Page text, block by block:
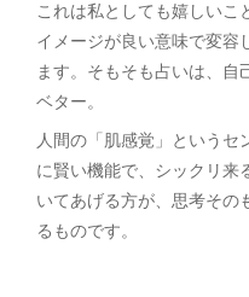
これは私としても嬉しいこ
イメージが良い意味で変容
ます。そもそも占いは、自
ベター。
人間の「肌感覚」というセ
に賢い機能で、シックリ来
いてあげる方が、思考その
るものです。